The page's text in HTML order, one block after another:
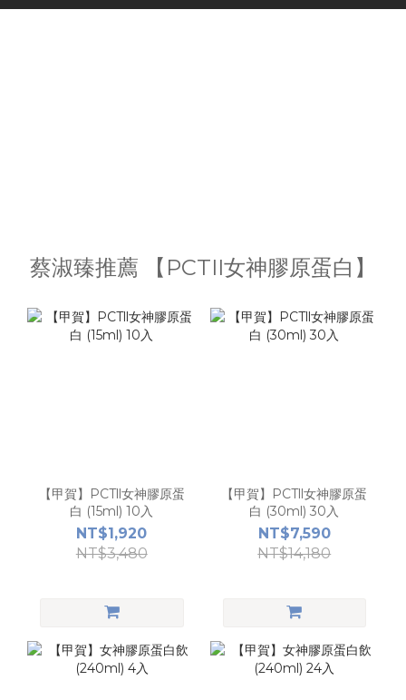
蔡淑臻推薦 【PCTII女神膠原蛋白】
【甲賀】PCTll女神膠原蛋
白 (15ml) 10入
NT$1,920
NT$3,480
【甲賀】PCTll女神膠原蛋
白 (30ml) 30入
NT$7,590
NT$14,180